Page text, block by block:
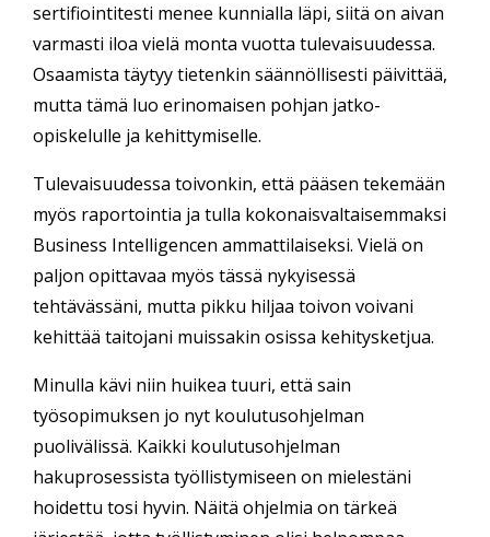
sertifiointitesti menee kunnialla läpi, siitä on aivan
varmasti iloa vielä monta vuotta tulevaisuudessa.
Osaamista täytyy tietenkin säännöllisesti päivittää,
mutta tämä luo erinomaisen pohjan jatko-
opiskelulle ja kehittymiselle.
Tulevaisuudessa toivonkin, että pääsen tekemään
myös raportointia ja tulla kokonaisvaltaisemmaksi
Business Intelligencen ammattilaiseksi. Vielä on
paljon opittavaa myös tässä nykyisessä
tehtävässäni, mutta pikku hiljaa toivon voivani
kehittää taitojani muissakin osissa kehitysketjua.
Minulla kävi niin huikea tuuri, että sain
työsopimuksen jo nyt koulutusohjelman
puolivälissä. Kaikki koulutusohjelman
hakuprosessista työllistymiseen on mielestäni
hoidettu tosi hyvin. Näitä ohjelmia on tärkeä